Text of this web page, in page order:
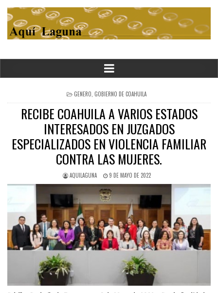
POSTED
IN
GENERO GOBIERNO DE COAHUILA
RECIBE COAHUILA A VARIOS ESTADOS
INTERESADOS EN JUZGADOS
ESPECIALIZADOS EN VIOLENCIA FAMILIAR
CONTRA LAS MUJERES.
AQUILAGUNA 9 DE MAYO DE 2022